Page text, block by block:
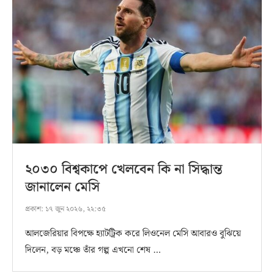
২০৩০ বিশ্বকাপে খেলবেন কি না সিদ্ধান্ত
জানালেন মেসি
প্রকাশ: ১৭ জুন ২০২৬, ২২:৩৫
আলজেরিয়ার বিপক্ষে হ্যাটট্রিক করে লিওনেল মেসি আবারও বুঝিয়ে
দিলেন, বড় মঞ্চে তাঁর গল্প এখনো শেষ …